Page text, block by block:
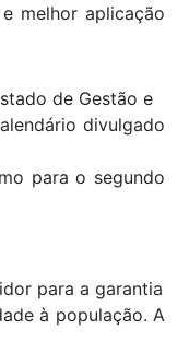
melhor aplicação
de Gestão e
divulgado
para o segundo
para a garantia
à população. A